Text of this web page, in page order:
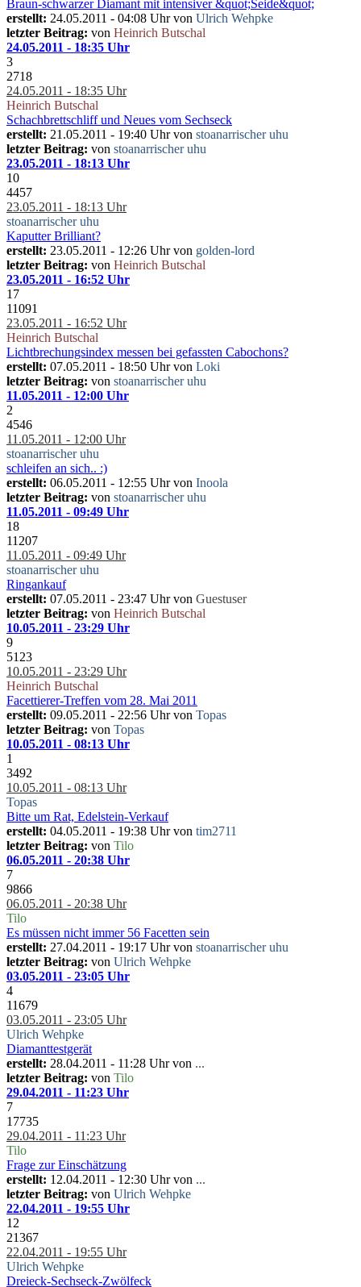
Braun-schwarzer Diamant mit intensiver &quot;Seide&quot;
erstellt: 24.05.2011 - 04:08 Uhr von Ulrich Wehpke
letzter Beitrag: von Heinrich Butschal
24.05.2011 - 18:35 Uhr
3
2718
24.05.2011 - 18:35 Uhr
Heinrich Butschal
Schachbrettschliff und Neues vom Sechseck
erstellt: 21.05.2011 - 19:40 Uhr von stoanarrischer uhu
letzter Beitrag: von stoanarrischer uhu
23.05.2011 - 18:13 Uhr
10
4457
23.05.2011 - 18:13 Uhr
stoanarrischer uhu
Kaputter Brilliant?
erstellt: 23.05.2011 - 12:26 Uhr von golden-lord
letzter Beitrag: von Heinrich Butschal
23.05.2011 - 16:52 Uhr
17
11091
23.05.2011 - 16:52 Uhr
Heinrich Butschal
Lichtbrechungsindex messen bei gefassten Cabochons?
erstellt: 07.05.2011 - 18:50 Uhr von Loki
letzter Beitrag: von stoanarrischer uhu
11.05.2011 - 12:00 Uhr
2
4546
11.05.2011 - 12:00 Uhr
stoanarrischer uhu
schleifen an sich.. :)
erstellt: 06.05.2011 - 12:55 Uhr von Inoola
letzter Beitrag: von stoanarrischer uhu
11.05.2011 - 09:49 Uhr
18
11207
11.05.2011 - 09:49 Uhr
stoanarrischer uhu
Ringankauf
erstellt: 07.05.2011 - 23:47 Uhr von Guestuser
letzter Beitrag: von Heinrich Butschal
10.05.2011 - 23:29 Uhr
9
5123
10.05.2011 - 23:29 Uhr
Heinrich Butschal
Facettierer-Treffen vom 28. Mai 2011
erstellt: 09.05.2011 - 22:56 Uhr von Topas
letzter Beitrag: von Topas
10.05.2011 - 08:13 Uhr
1
3492
10.05.2011 - 08:13 Uhr
Topas
Bitte um Rat, Edelstein-Verkauf
erstellt: 04.05.2011 - 19:38 Uhr von tim2711
letzter Beitrag: von Tilo
06.05.2011 - 20:38 Uhr
7
9866
06.05.2011 - 20:38 Uhr
Tilo
Es müssen nicht immer 56 Facetten sein
erstellt: 27.04.2011 - 19:17 Uhr von stoanarrischer uhu
letzter Beitrag: von Ulrich Wehpke
03.05.2011 - 23:05 Uhr
4
11679
03.05.2011 - 23:05 Uhr
Ulrich Wehpke
Diamanttestgerät
erstellt: 28.04.2011 - 11:28 Uhr von ...
letzter Beitrag: von Tilo
29.04.2011 - 11:23 Uhr
7
17735
29.04.2011 - 11:23 Uhr
Tilo
Frage zur Einschätzung
erstellt: 12.04.2011 - 12:30 Uhr von ...
letzter Beitrag: von Ulrich Wehpke
22.04.2011 - 19:55 Uhr
12
21367
22.04.2011 - 19:55 Uhr
Ulrich Wehpke
Dreieck-Sechseck-Zwölfeck